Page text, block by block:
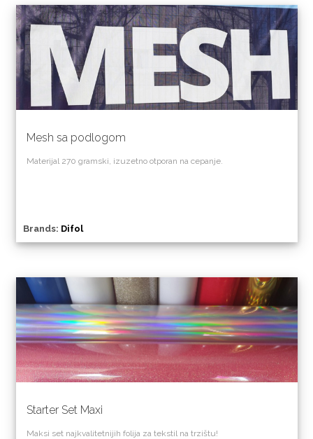
Mesh sa podlogom
Materijal 270 gramski, izuzetno otporan na cepanje.
Brands: Difol
Starter Set Maxi
Maksi set najkvalitetnijih folija za tekstil na trzištu!